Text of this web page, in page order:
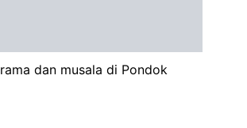
dan musala di Pondok